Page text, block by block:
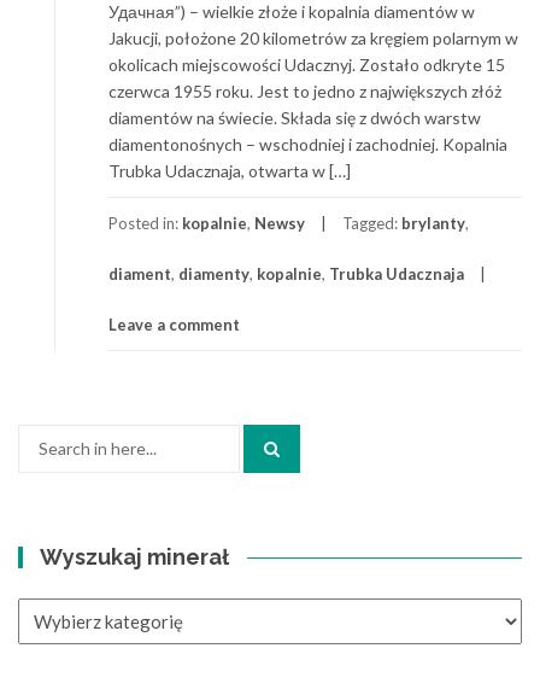
Удачная”) – wielkie złoże i kopalnia diamentów w
Jakucji, położone 20 kilometrów za kręgiem polarnym w
okolicach miejscowości Udacznyj. Zostało odkryte 15
czerwca 1955 roku. Jest to jedno z największych złóż
diamentów na świecie. Składa się z dwóch warstw
diamentonośnych – wschodniej i zachodniej. Kopalnia
Trubka Udacznaja, otwarta w […]
Posted in: kopalnie, Newsy Tagged: brylanty,
diament, diamenty, kopalnie, Trubka Udacznaja
Leave a comment
Wyszukaj minerał
Wyszukaj
minerał